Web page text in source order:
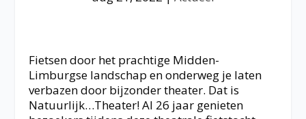
Fietsen door het prachtige Midden-
Limburgse landschap en onderweg je laten
verbazen door bijzonder theater. Dat is
Natuurlijk…Theater! Al 26 jaar genieten